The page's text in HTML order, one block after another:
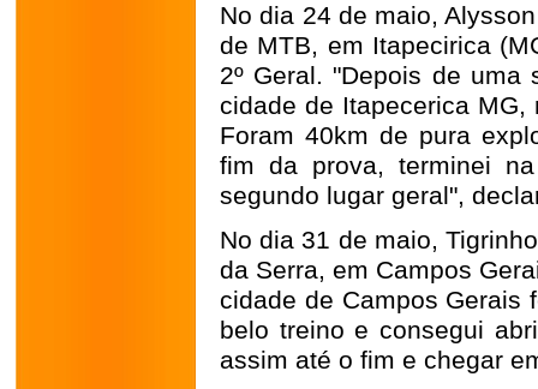
No dia 24 de maio,
de MTB, em Itapecirica
2º Geral. "Depois de
cidade de Itapecerica
Foram 40km de pura
fim da prova, terminei
segundo lugar geral",
No dia 31 de maio,
da Serra, em Campos
cidade de Campos Gerais
belo treino e consegui
assim até o fim e chegar